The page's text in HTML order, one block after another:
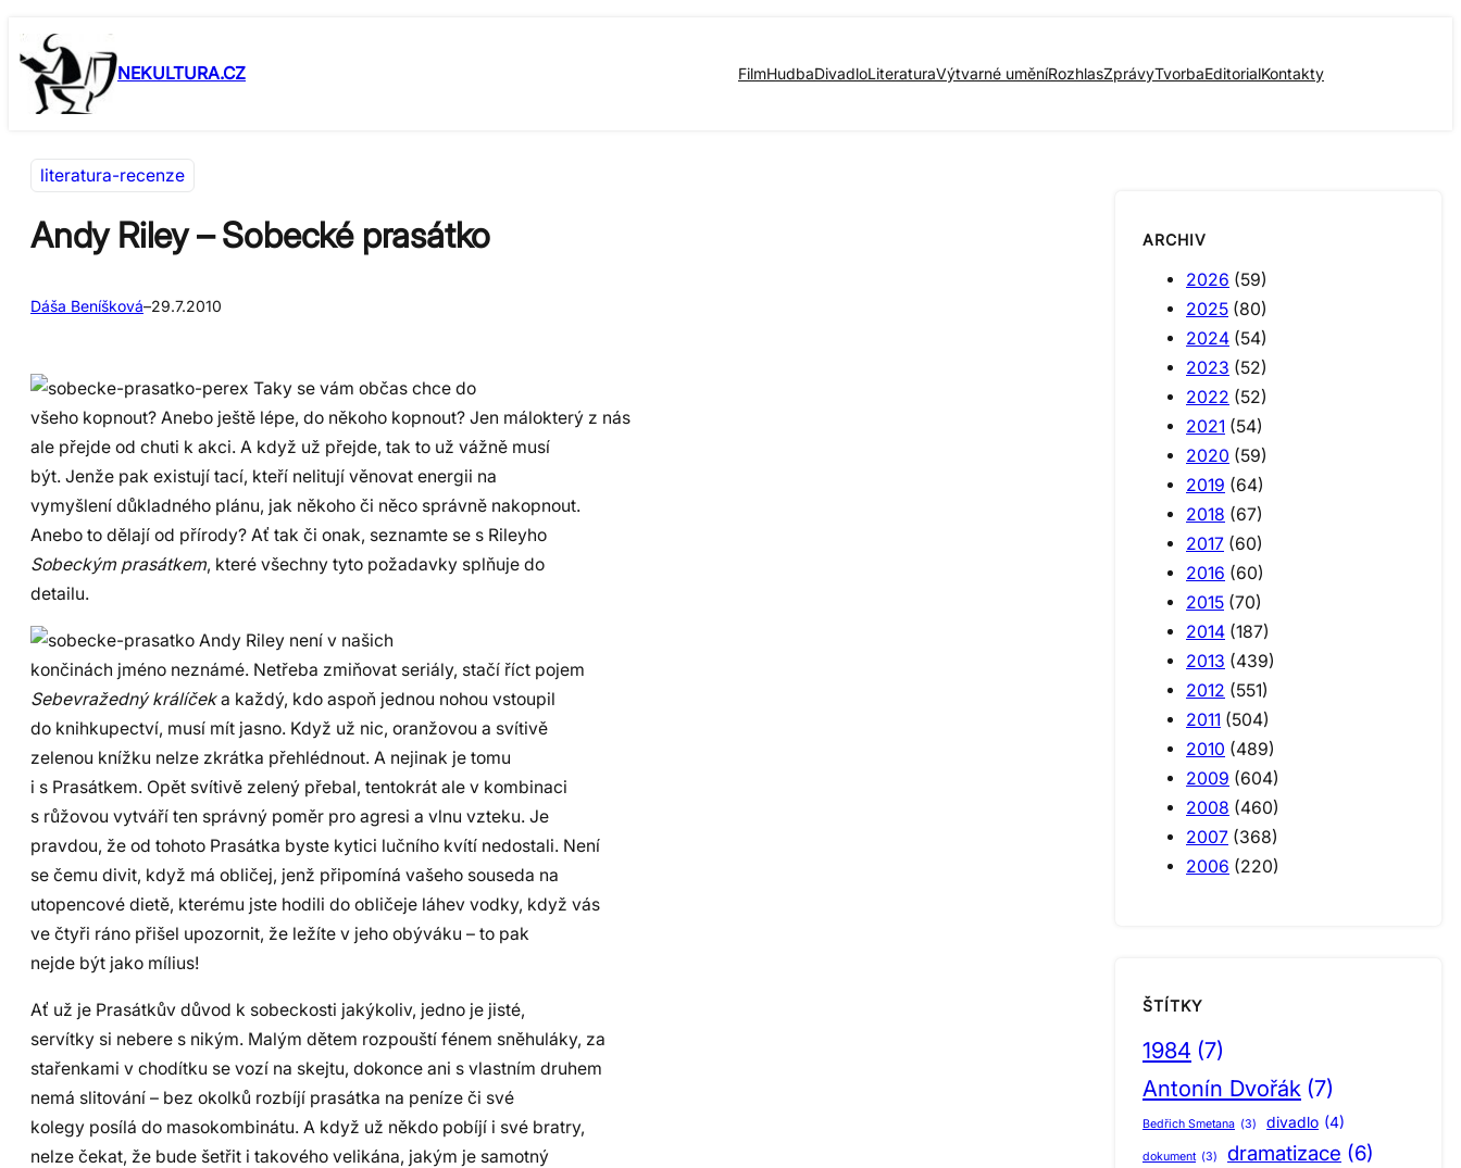
Přeskočit
na
obsah
Skip
to
content
NEKULTURA.CZ FilmHudbaDivadloLiteraturaVýtvarné uměníRozhlasZprávyTvorbaEditorialKontakty
literatura-recenze
Andy Riley – Sobecké prasátko
Dáša Beníšková–29.7.2010
Taky se vám občas chce do
všeho kopnout? Anebo ještě lépe, do někoho kopnout? Jen málokterý z nás
ale přejde od chuti k akci. A když už přejde, tak to už vážně musí
být. Jenže pak existují tací, kteří nelitují věnovat energii na
vymyšlení důkladného plánu, jak někoho či něco správně nakopnout.
Anebo to dělají od přírody? Ať tak či onak, seznamte se s Rileyho
Sobeckým prasátkem, které všechny tyto požadavky splňuje do
detailu.
Andy Riley není v našich
končinách jméno neznámé. Netřeba zmiňovat seriály, stačí říct pojem
Sebevražedný králíčeka každý, kdo aspoň jednou nohou vstoupil
do knihkupectví, musí mít jasno. Když už nic, oranžovou a svítivě
zelenou knížku nelze zkrátka přehlédnout. A nejinak je tomu
i s Prasátkem. Opět svítivě zelený přebal, tentokrát ale v kombinaci
s růžovou vytváří ten správný poměr pro agresi a vlnu vzteku. Je
pravdou, že od tohoto Prasátka byste kytici lučního kvítí nedostali. Není
se čemu divit, když má obličej, jenž připomíná vašeho souseda na
utopencové dietě, kterému jste hodili do obličeje láhev vodky, když vás
ve čtyři ráno přišel upozornit, že ležíte v jeho obýváku – to pak
nejde být jako mílius!
Ať už je Prasátkův důvod k sobeckosti jakýkoliv, jedno je jisté,
servítky si nebere s nikým. Malým dětem rozpouští fénem sněhuláky, za
stařenkami v chodítku se vozí na skejtu, dokonce ani s vlastním druhem
nemá slitování – bez okolků rozbíjí prasátka na peníze či své
kolegy posílá do masokombinátu. A když už někdo pobíjí i své bratry,
nelze čekat, že bude šetřit i takového velikána, jakým je samotný
ARCHIV
2026 (59)
2025 (80)
2024 (54)
2023 (52)
2022 (52)
2021 (54)
2020 (59)
2019 (64)
2018 (67)
2017 (60)
2016 (60)
2015 (70)
2014 (187)
2013 (439)
2012 (551)
2011 (504)
2010 (489)
2009 (604)
2008 (460)
2007 (368)
2006 (220)
ŠTÍTKY
1984 (7)
Antonín Dvořák (7)
Bedřich Smetana (3) divadlo (4)
dokument (3) dramatizace (6)